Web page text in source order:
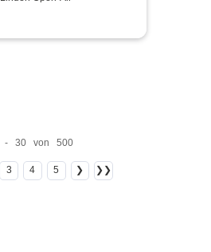
- 30 von 500
3 4 5 ❯ ❯❯